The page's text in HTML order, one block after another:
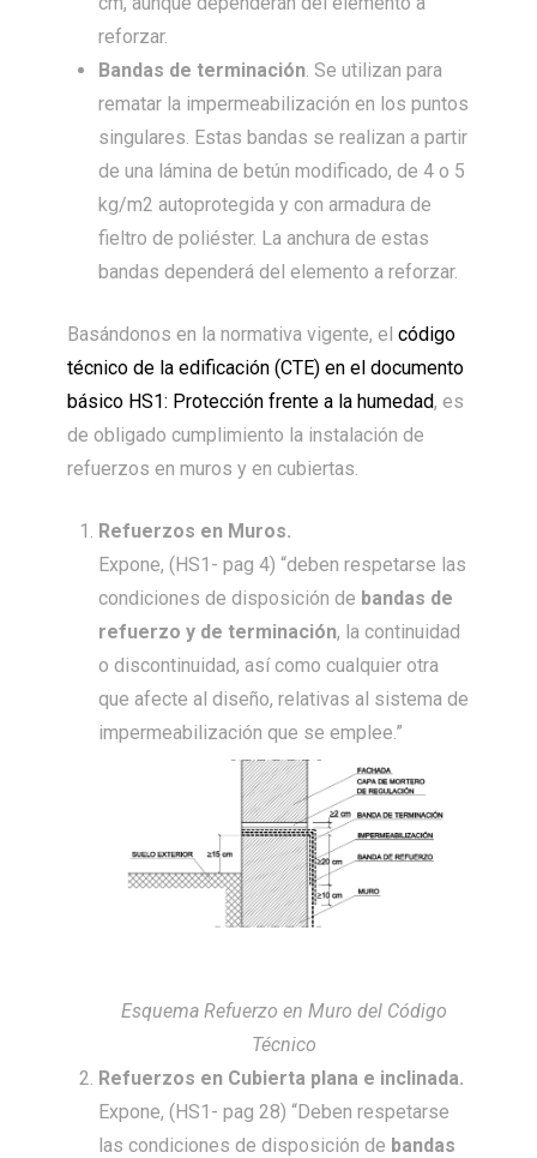
reforzar.
Bandas de terminación. Se utilizan para
rematar la impermeabilización en los puntos
singulares. Estas bandas se realizan a partir
de una lámina de betún modificado, de 4 o 5
kg/m2 autoprotegida y con armadura de
fieltro de poliéster. La anchura de estas
bandas dependerá del elemento a reforzar.
Basándonos en la normativa vigente, el código
técnico de la edificación (CTE) en el documento
básico HS1: Protección frente a la humedad, es
de obligado cumplimiento la instalación de
refuerzos en muros y en cubiertas.
Refuerzos en Muros.
Expone, (HS1- pag 4) “deben respetarse las
condiciones de disposición de bandas de
refuerzo y de terminación, la continuidad
o discontinuidad, así como cualquier otra
que afecte al diseño, relativas al sistema de
impermeabilización que se emplee.”
Esquema Refuerzo en Muro del Código
Técnico
Refuerzos en Cubierta plana e inclinada.
Expone, (HS1- pag 28) “Deben respetarse
las condiciones de disposición de bandas